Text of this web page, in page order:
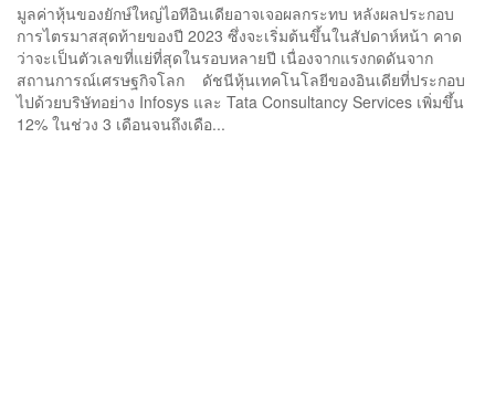
มูลค่าหุ้นของยักษ์ใหญ่ไอทีอินเดียอาจเจอผลกระทบ หลังผลประกอบ
การไตรมาสสุดท้ายของปี 2023 ซึ่งจะเริ่มต้นขึ้นในสัปดาห์หน้า คาด
ว่าจะเป็นตัวเลขที่แย่ที่สุดในรอบหลายปี เนื่องจากแรงกดดันจาก
สถานการณ์เศรษฐกิจโลก ดัชนีหุ้นเทคโนโลยีของอินเดียที่ประกอบ
ไปด้วยบริษัทอย่าง Infosys และ Tata Consultancy Services เพิ่มขึ้น
12% ในช่วง 3 เดือนจนถึงเดือ...